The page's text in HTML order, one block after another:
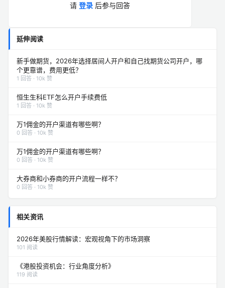
请 登录 后参与回答
延伸阅读
新手做期货，2026年选择居间人开户和自己找期货公司开户，哪
个更靠谱，费用更低？
1 回答 · 10k 赞
恒生生科ETF怎么开户手续费低
1 回答 · 10k 赞
万1佣金的开户渠道有哪些啊？
0 回答 · 10k 赞
万1佣金的开户渠道有哪些啊？
0 回答 · 10k 赞
大券商和小券商的开户流程一样不？
0 回答 · 10k 赞
相关资讯
2026年美股行情解读：宏观视角下的市场洞察
101 阅读
《港股投资机会：行业角度分析》
119 阅读